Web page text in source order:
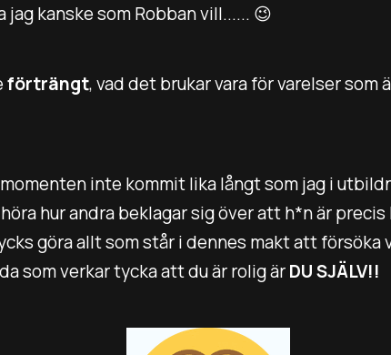
kanske som Robban vill...... 😉
förträngt, vad det brukar vara för varelser
inte kommit lika långt som jag i
hur andra beklagar sig över att h*n är
göra allt som står i dennes makt att försöka
som verkar tycka att du är rolig ärDU SJÄLV!!